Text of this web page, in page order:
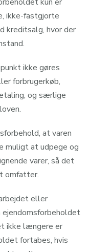
ikke-fastgjorte
kreditsalg, hvor der
ikke gøres
forbrugerkøb,
og særlige
at varen
muligt at udpege og
varer, så det
omfatter.
eller
ejendomsforbeholdet
ikke længere er
fortabes, hvis